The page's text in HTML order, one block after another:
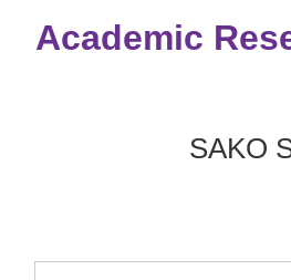
Academic
SAKO